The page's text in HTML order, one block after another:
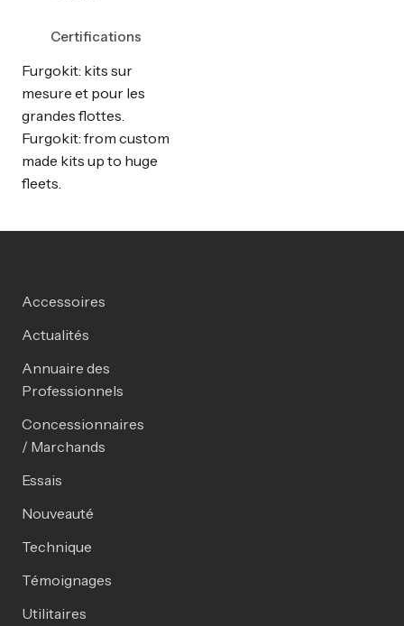
Certifications
Furgokit: kits sur
mesure et pour les
grandes flottes.
Furgokit: from custom
made kits up to huge
fleets.
Accessoires
Actualités
Annuaire des
Professionnels
Concessionnaires
/ Marchands
Essais
Nouveauté
Technique
Témoignages
Utilitaires